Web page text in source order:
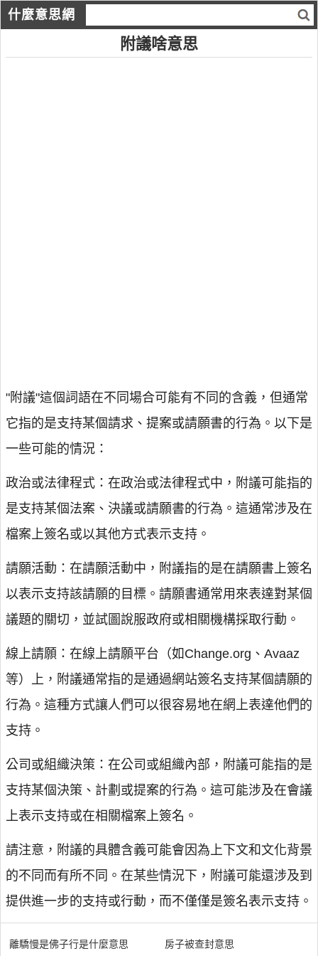
什麼意思網
附議啥意思
"附議"這個詞語在不同場合可能有不同的含義，但通常
它指的是支持某個請求、提案或請願書的行為。以下是
一些可能的情況：
政治或法律程式：在政治或法律程式中，附議可能指的
是支持某個法案、決議或請願書的行為。這通常涉及在
檔案上簽名或以其他方式表示支持。
請願活動：在請願活動中，附議指的是在請願書上簽名
以表示支持該請願的目標。請願書通常用來表達對某個
議題的關切，並試圖說服政府或相關機構採取行動。
線上請願：在線上請願平台（如Change.org、Avaaz
等）上，附議通常指的是通過網站簽名支持某個請願的
行為。這種方式讓人們可以很容易地在網上表達他們的
支持。
公司或組織決策：在公司或組織內部，附議可能指的是
支持某個決策、計劃或提案的行為。這可能涉及在會議
上表示支持或在相關檔案上簽名。
請注意，附議的具體含義可能會因為上下文和文化背景
的不同而有所不同。在某些情況下，附議可能還涉及到
提供進一步的支持或行動，而不僅僅是簽名表示支持。
離驕慢是佛子行是什麼意思 房子被查封意思